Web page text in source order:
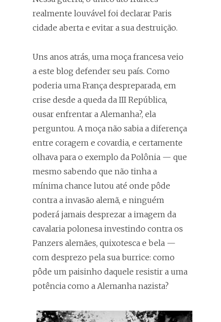
realmente louvável foi declarar Paris
cidade aberta e evitar a sua destruição.
Uns anos atrás, uma moça francesa veio
a este blog defender seu país. Como
poderia uma França despreparada, em
crise desde a queda da III República,
ousar enfrentar a Alemanha?, ela
perguntou. A moça não sabia a diferença
entre coragem e covardia, e certamente
olhava para o exemplo da Polônia — que
mesmo sabendo que não tinha a
mínima chance lutou até onde pôde
contra a invasão alemã, e ninguém
poderá jamais desprezar a imagem da
cavalaria polonesa investindo contra os
Panzers alemães, quixotesca e bela —
com desprezo pela sua burrice: como
pôde um paisinho daquele resistir a uma
potência como a Alemanha nazista?